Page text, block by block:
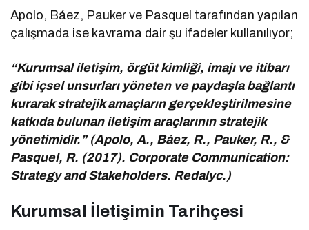
Apolo, Báez, Pauker ve Pasquel tarafından yapılan
çalışmada ise kavrama dair şu ifadeler kullanılıyor;
“Kurumsal iletişim, örgüt kimliği, imajı ve itibarı
gibi içsel unsurları yöneten ve paydaşla bağlantı
kurarak stratejik amaçların gerçekleştirilmesine
katkıda bulunan iletişim araçlarının stratejik
yönetimidir.” (Apolo, A., Báez, R., Pauker, R., &
Pasquel, R. (2017). Corporate Communication:
Strategy and Stakeholders. Redalyc.)
Kurumsal İletişimin Tarihçesi